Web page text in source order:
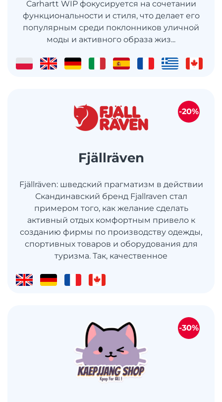
Carhartt WIP фокусируется на сочетании
функциональности и стиля, что делает его
популярным среди поклонников уличной
моды и активного образа жиз...
Fjällräven
Fjällräven: шведский прагматизм в действии
Скандинавский бренд Fjallraven стал
примером того, как желание сделать
активный отдых комфортным привело к
созданию фирмы по производству одежды,
спортивных товаров и оборудования для
туризма. Так, качественное
-20%
-30%